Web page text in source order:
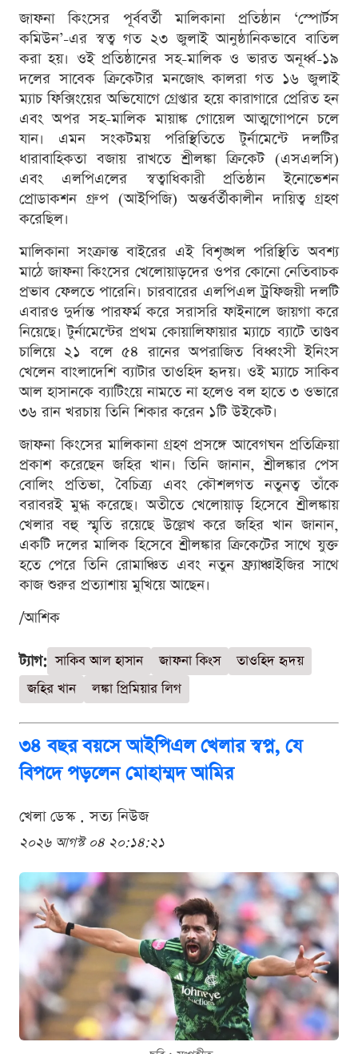
জাফনা কিংসের পূর্ববর্তী মালিকানা প্রতিষ্ঠান ‘স্পোর্টস
কমিউন’-এর স্বত্ব গত ২৩ জুলাই আনুষ্ঠানিকভাবে বাতিল
করা হয়। ওই প্রতিষ্ঠানের সহ-মালিক ও ভারত অনূর্ধ্ব-১৯
দলের সাবেক ক্রিকেটার মনজোৎ কালরা গত ১৬ জুলাই
ম্যাচ ফিক্সিংয়ের অভিযোগে গ্রেপ্তার হয়ে কারাগারে প্রেরিত হন
এবং অপর সহ-মালিক মায়াঙ্ক গোয়েল আত্মগোপনে চলে
যান। এমন সংকটময় পরিস্থিতিতে টুর্নামেন্টে দলটির
ধারাবাহিকতা বজায় রাখতে শ্রীলঙ্কা ক্রিকেট (এসএলসি)
এবং এলপিএলের স্বত্বাধিকারী প্রতিষ্ঠান ইনোভেশন
প্রোডাকশন গ্রুপ (আইপিজি) অন্তর্বর্তীকালীন দায়িত্ব গ্রহণ
করেছিল।
মালিকানা সংক্রান্ত বাইরের এই বিশৃঙ্খল পরিস্থিতি অবশ্য
মাঠে জাফনা কিংসের খেলোয়াড়দের ওপর কোনো নেতিবাচক
প্রভাব ফেলতে পারেনি। চারবারের এলপিএল ট্রফিজয়ী দলটি
এবারও দুর্দান্ত পারফর্ম করে সরাসরি ফাইনালে জায়গা করে
নিয়েছে। টুর্নামেন্টের প্রথম কোয়ালিফায়ার ম্যাচে ব্যাটে তাণ্ডব
চালিয়ে ২১ বলে ৫৪ রানের অপরাজিত বিধ্বংসী ইনিংস
খেলেন বাংলাদেশি ব্যাটার তাওহিদ হৃদয়। ওই ম্যাচে সাকিব
আল হাসানকে ব্যাটিংয়ে নামতে না হলেও বল হাতে ৩ ওভারে
৩৬ রান খরচায় তিনি শিকার করেন ১টি উইকেট।
জাফনা কিংসের মালিকানা গ্রহণ প্রসঙ্গে আবেগঘন প্রতিক্রিয়া
প্রকাশ করেছেন জহির খান। তিনি জানান, শ্রীলঙ্কার পেস
বোলিং প্রতিভা, বৈচিত্র্য এবং কৌশলগত নতুনত্ব তাঁকে
বরাবরই মুগ্ধ করেছে। অতীতে খেলোয়াড় হিসেবে শ্রীলঙ্কায়
খেলার বহু স্মৃতি রয়েছে উল্লেখ করে জহির খান জানান,
একটি দলের মালিক হিসেবে শ্রীলঙ্কার ক্রিকেটের সাথে যুক্ত
হতে পেরে তিনি রোমাঞ্চিত এবং নতুন ফ্র্যাঞ্চাইজির সাথে
কাজ শুরুর প্রত্যাশায় মুখিয়ে আছেন।
/আশিক
ট্যাগ: সাকিব আল হাসান জাফনা কিংস
তাওহিদ হৃদয়
জহির খান
লঙ্কা প্রিমিয়ার লিগ
৩৪ বছর বয়সে আইপিএল খেলার স্বপ্ন, যে
বিপদে পড়লেন মোহাম্মদ আমির
খেলা ডেস্ক . সত্য নিউজ
২০২৬ আগস্ট ০৪ ২০:১৪:২১